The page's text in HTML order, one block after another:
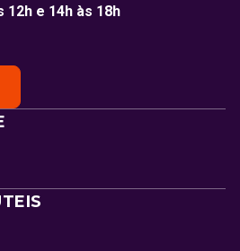
12h e 14h às 18h